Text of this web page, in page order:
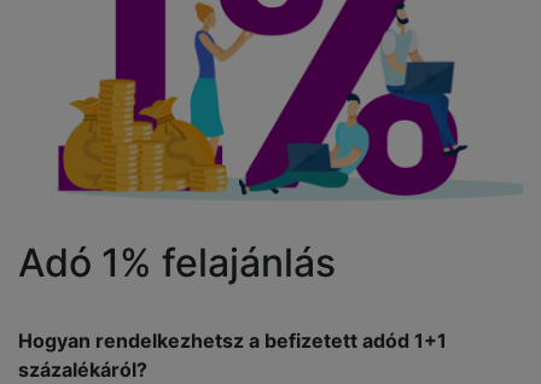
Adó 1% felajánlás
Hogyan rendelkezhetsz a befizetett adód 1+1
százalékáról?